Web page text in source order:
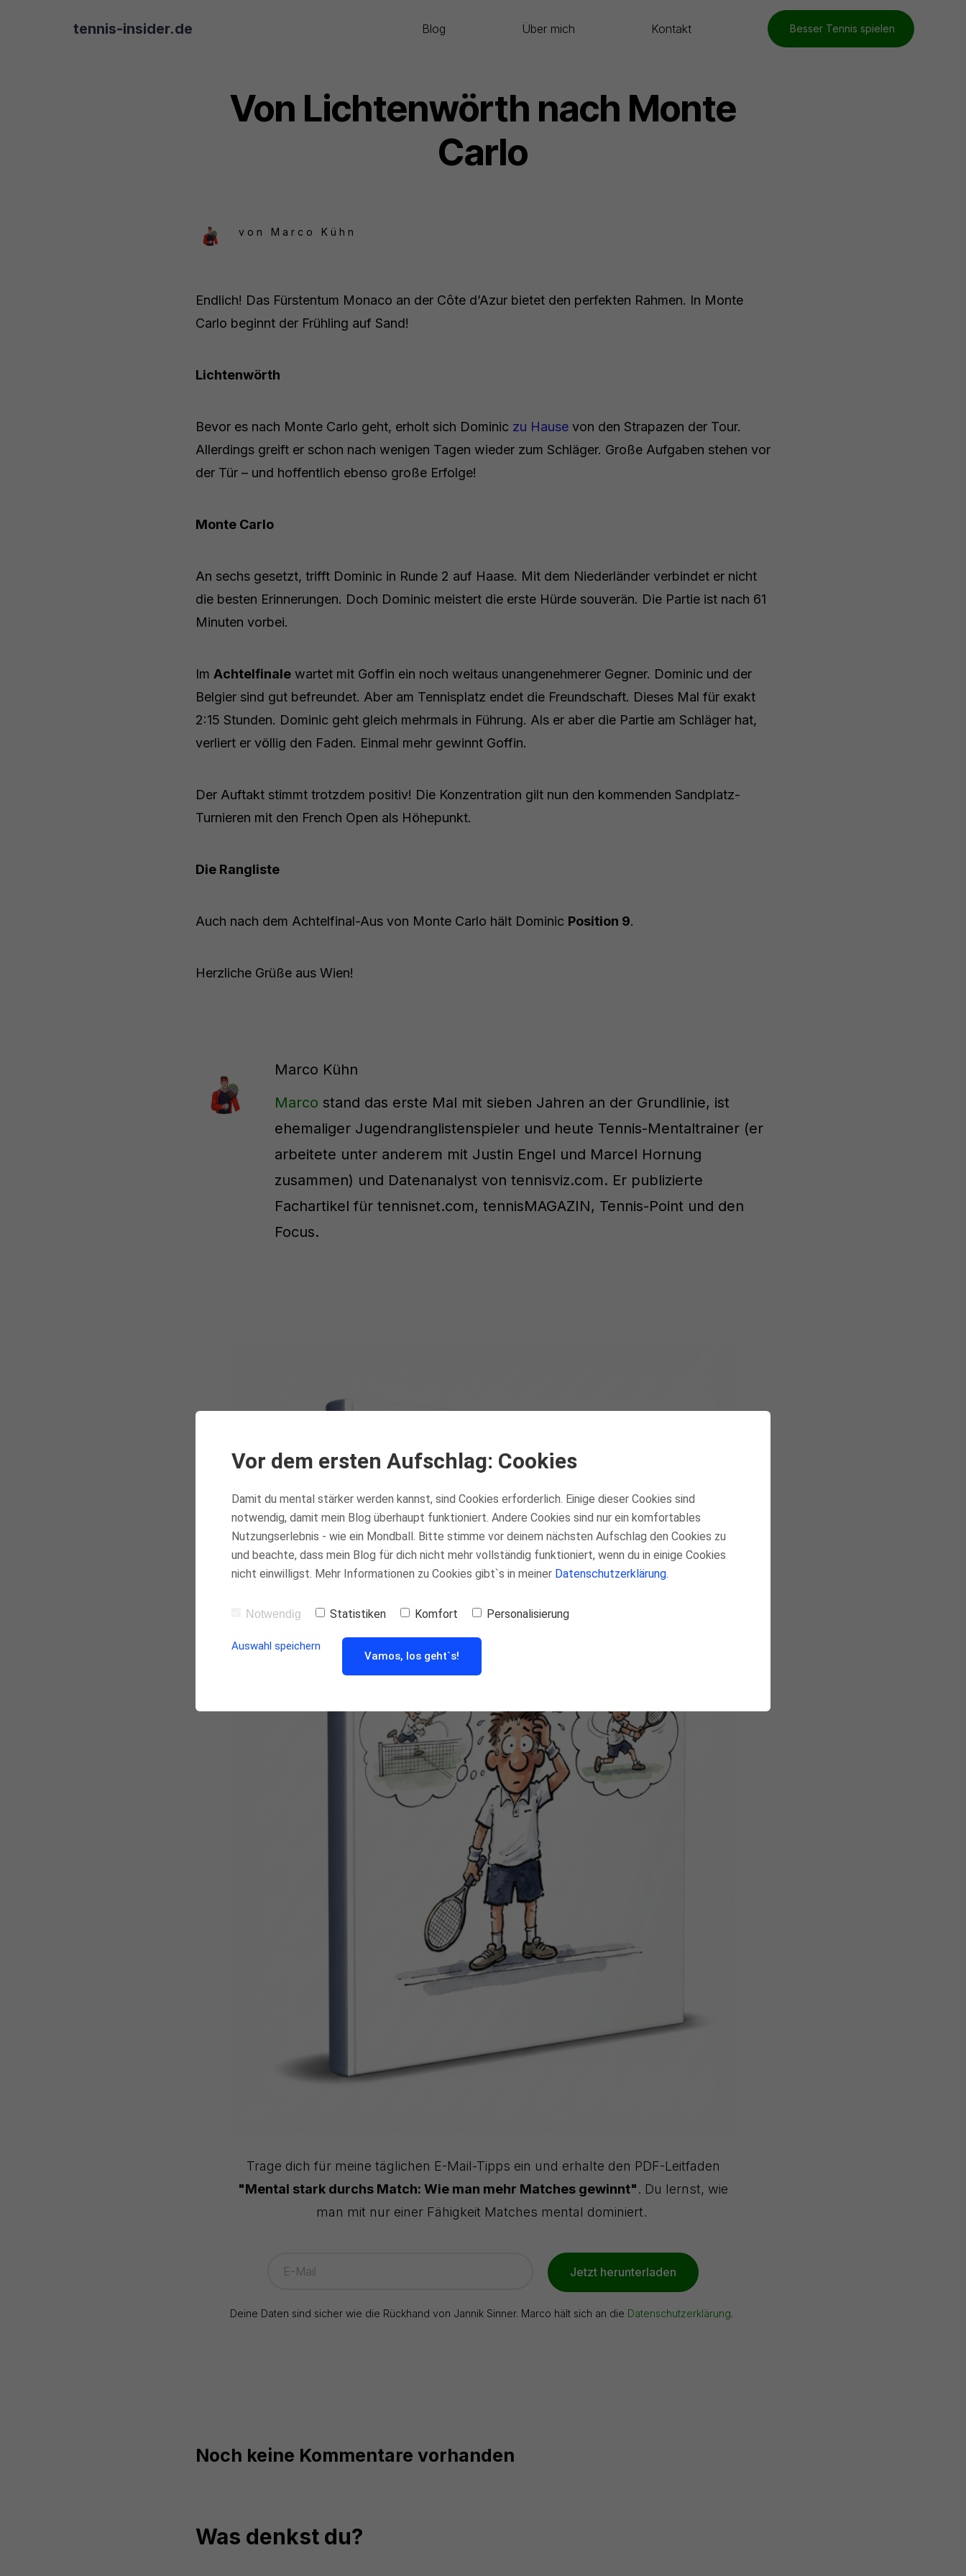
tennis-insider.de Blog Über mich Kontakt Besser Tennis spielen
Von Lichtenwörth nach Monte
Carlo
von Marco Kühn
Endlich! Das Fürstentum Monaco an der Côte d’Azur bietet den perfekten Rahmen. In Monte
Carlo beginnt der Frühling auf Sand!
Lichtenwörth
Bevor es nach Monte Carlo geht, erholt sich Dominic zu Hause von den Strapazen der Tour.
Allerdings greift er schon nach wenigen Tagen wieder zum Schläger. Große Aufgaben stehen vor
der Tür – und hoffentlich ebenso große Erfolge!
Monte Carlo
An sechs gesetzt, trifft Dominic in Runde 2 auf Haase. Mit dem Niederländer verbindet er nicht
die besten Erinnerungen. Doch Dominic meistert die erste Hürde souverän. Die Partie ist nach 61
Minuten vorbei.
Im Achtelfinale wartet mit Goffin ein noch weitaus unangenehmerer Gegner. Dominic und der
Belgier sind gut befreundet. Aber am Tennisplatz endet die Freundschaft. Dieses Mal für exakt
2:15 Stunden. Dominic geht gleich mehrmals in Führung. Als er aber die Partie am Schläger hat,
verliert er völlig den Faden. Einmal mehr gewinnt Goffin.
Der Auftakt stimmt trotzdem positiv! Die Konzentration gilt nun den kommenden Sandplatz-
Turnieren mit den French Open als Höhepunkt.
Die Rangliste
Auch nach dem Achtelfinal-Aus von Monte Carlo hält Dominic Position 9.
Herzliche Grüße aus Wien!
Marco Kühn
Marco stand das erste Mal mit sieben Jahren an der Grundlinie, ist
ehemaliger Jugendranglistenspieler und heute Tennis-Mentaltrainer (er
arbeitete unter anderem mit Justin Engel und Marcel Hornung
zusammen) und Datenanalyst von tennisviz.com. Er publizierte
Fachartikel für tennisnet.com, tennisMAGAZIN, Tennis-Point und den
Focus.
Trage dich für meine täglichen E-Mail-Tipps ein und erhalte den PDF-Leitfaden
"Mental stark durchs Match: Wie man mehr Matches gewinnt". Du lernst, wie
man mit nur einer Fähigkeit Matches mental dominiert.
Jetzt herunterladen
Deine Daten sind sicher wie die Rückhand von Jannik Sinner. Marco hält sich an die Datenschutzerklärung.
Noch keine Kommentare vorhanden
Was denkst du?
Vor dem ersten Aufschlag: Cookies
Damit du mental stärker werden kannst, sind Cookies erforderlich. Einige dieser Cookies sind
notwendig, damit mein Blog überhaupt funktioniert. Andere Cookies sind nur ein komfortables
Nutzungserlebnis - wie ein Mondball. Bitte stimme vor deinem nächsten Aufschlag den Cookies zu
und beachte, dass mein Blog für dich nicht mehr vollständig funktioniert, wenn du in einige Cookies
nicht einwilligst. Mehr Informationen zu Cookies gibt`s in meiner Datenschutzerklärung.
Notwendig Statistiken Komfort Personalisierung
Auswahl speichern
Vamos, los geht`s!